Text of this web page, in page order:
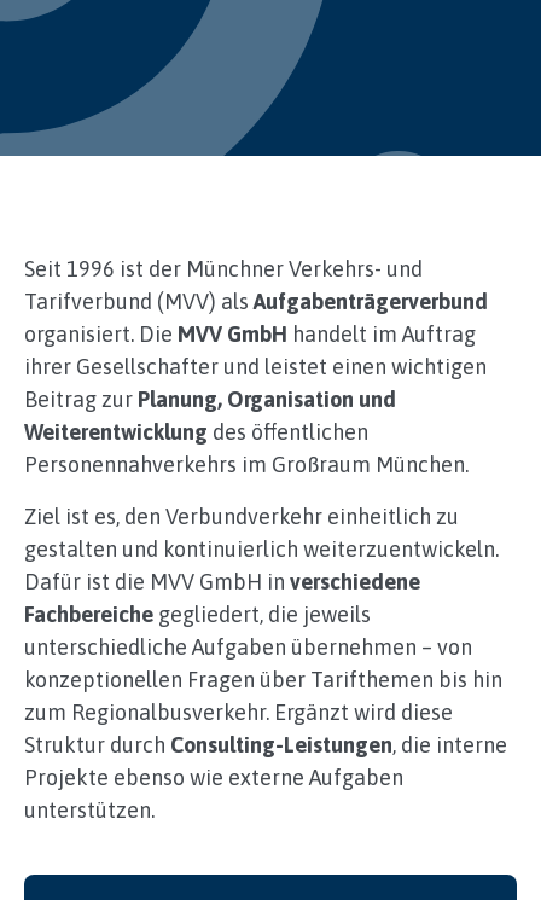
Seit 1996 ist der Münchner Verkehrs- und
Tarifverbund (MVV) alsAufgabenträgerverbund
organisiert. Die MVV GmbH handelt im Auftrag
ihrer Gesellschafter und leistet einen wichtigen
Beitrag zur Planung, Organisation und
Weiterentwicklung des öffentlichen
Personennahverkehrs im Großraum München.
Ziel ist es, den Verbundverkehr einheitlich zu
gestalten und kontinuierlich weiterzuentwickeln.
Dafür ist die MVV GmbH in verschiedene
Fachbereiche gegliedert, die jeweils
unterschiedliche Aufgaben übernehmen – von
konzeptionellen Fragen über Tarifthemen bis hin
zum Regionalbusverkehr. Ergänzt wird diese
Struktur durch Consulting-Leistungen, die interne
Projekte ebenso wie externe Aufgaben
unterstützen.